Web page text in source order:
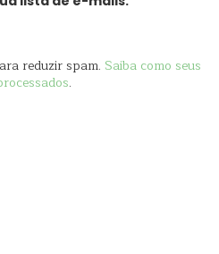
reduzir spam. Saiba como seus
.